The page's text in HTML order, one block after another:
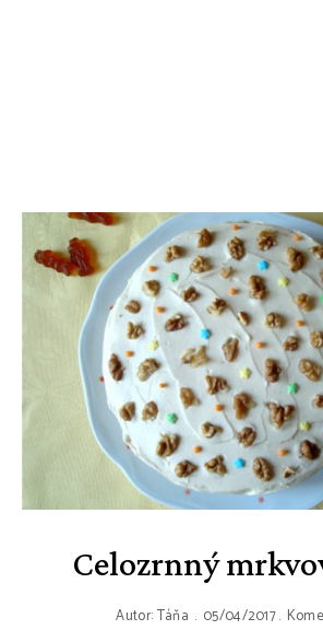
Celozrnný
Autor:Táňa 05/04/2017